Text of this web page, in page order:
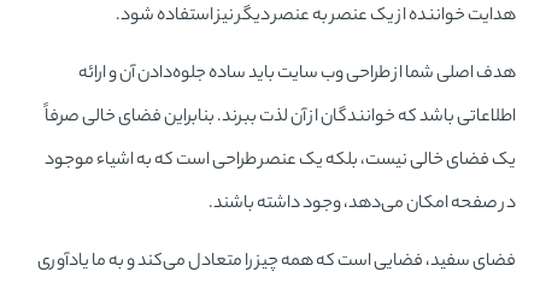
هدایت خواننده از یک عنصر به عنصر دیگر نیز استفاده شود.
هدف اصلی شما از طراحی وب سایت باید ساده جلوه‌دادن آن و ارائه
اطلاعاتی باشد که خوانندگان از آن لذت ببرند. بنابراین فضای خالی صرفاً
یک فضای خالی نیست، بلکه یک عنصر طراحی است که به اشیاء موجود
در صفحه امکان می‌دهد، وجود داشته باشند.
فضای سفید، فضایی است که همه چیز را متعادل می‌کند و به ما یادآوری